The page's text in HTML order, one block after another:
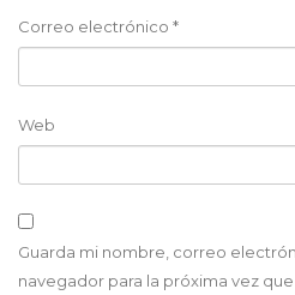
Correo electrónico *
Web
Guarda mi nombre, correo
navegador para la próxima vez